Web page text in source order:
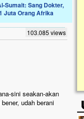
Sumait: Sang Dokter,
Juta Orang Afrika
103.085 views
sini seakan-akan
udah berani
Masjid di
Ayo Bantu.!!
Cilumbu ini sungguh
tahun mangkrak, kini nyaris